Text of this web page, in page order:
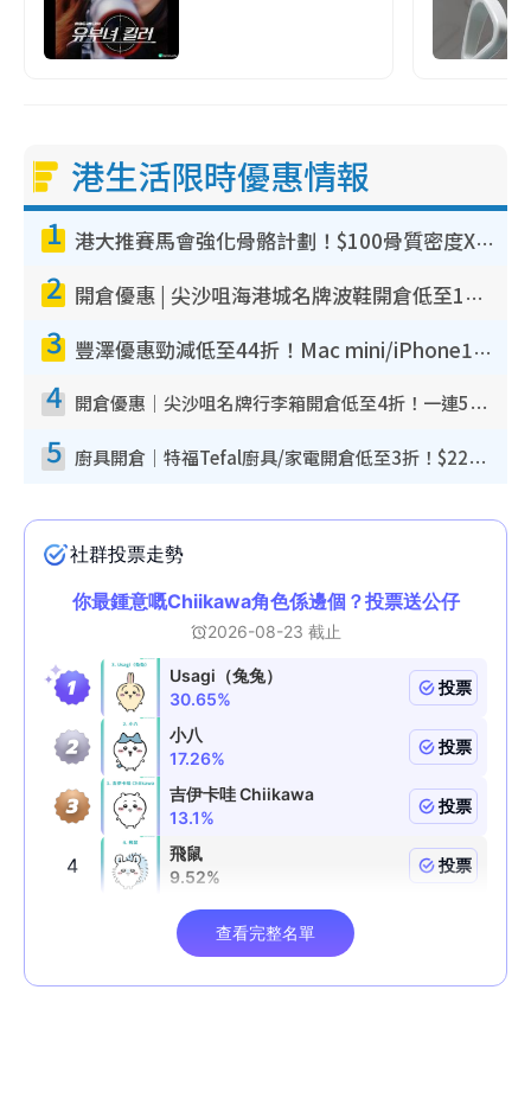
港生活限時優惠情報
1 港大推賽馬會強化骨骼計劃！$100骨質密度X光檢查 完成免費運動訓練送超市禮券！附參加資格
2 開倉優惠 | 尖沙咀海港城名牌波鞋開倉低至1折！On鞋$899起／Joy&Peace鞋履$98起
3 豐澤優惠勁減低至44折！Mac mini/iPhone17Pro大減價！廚房家電$220起
4 開倉優惠｜尖沙咀名牌行李箱開倉低至4折！一連5日 American Tourister/ace./Hallmark $200起！
5 廚具開倉｜特福Tefal廚具/家電開倉低至3折！$220起買平底鍋/炒鑊/湯煲！電飯煲/吸塵機/燙斗$418起